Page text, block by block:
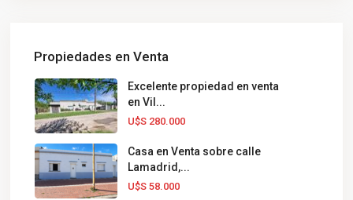
Propiedades en Venta
Excelente propiedad en venta
en Vil...
U$S 280.000
Casa en Venta sobre calle
Lamadrid,...
U$S 58.000